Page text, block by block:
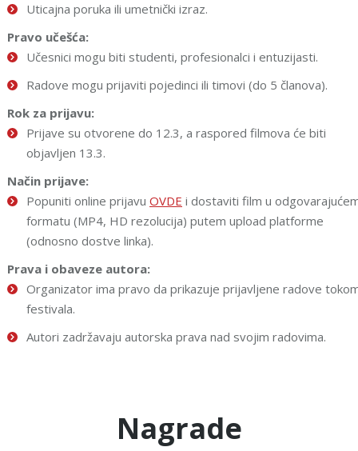
Uticajna poruka ili umetnički izraz.
Pravo učešća:
Učesnici mogu biti studenti, profesionalci i entuzijasti.
Radove mogu prijaviti pojedinci ili timovi (do 5 članova).
Rok za prijavu:
Prijave su otvorene do 12.3, a raspored filmova će biti
objavljen 13.3.
Način prijave:
Popuniti online prijavu OVDE i dostaviti film u
formatu (MP4, HD rezolucija) putem upload platforme
(odnosno dostve linka).
Prava i obaveze autora:
Organizator ima pravo da prikazuje prijavljene radove
festivala.
Autori zadržavaju autorska prava nad svojim radovima.
Nagrade